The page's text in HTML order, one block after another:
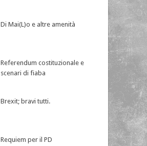
Di Mai(L)o e altre amenità
Referendum costituzionale e
scenari di fiaba
Brexit; bravi tutti.
Requiem per il PD